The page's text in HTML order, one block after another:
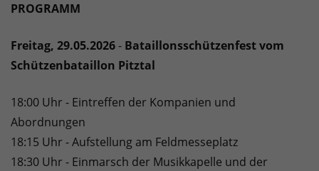
PROGRAMM
Freitag, 29.05.2026- Bataillonsschützenfest vom
Schützenbataillon Pitztal
18:00 Uhr - Eintreffen der Kompanien und
Abordnungen
18:15 Uhr - Aufstellung am Feldmesseplatz
18:30 Uhr - Einmarsch der Musikkapelle und der